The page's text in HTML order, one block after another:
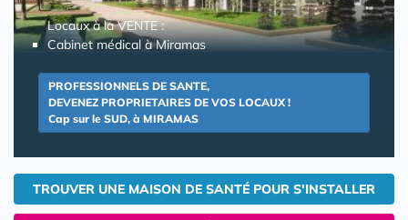
Locaux à la VENTE :
Cabinet médical à Miramas
PROFESSIONNELS DE SANTE,
DEVENEZ PROPRIETAIRES DE VOS LOCAUX !
Cap sur le SUD, à MIRAMAS
TROUVER UNE MAISON DE SANTÉ POUR S'INSTALLER